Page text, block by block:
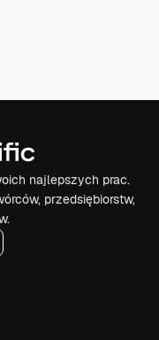
najlepszych prac.
przedsiębiorstw,